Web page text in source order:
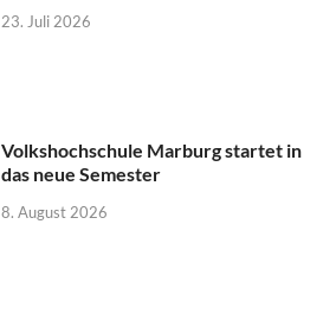
23. Juli 2026
Volkshochschule Marburg startet in
das neue Semester
8. August 2026